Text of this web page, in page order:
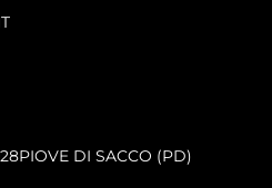
DI SACCO (PD)